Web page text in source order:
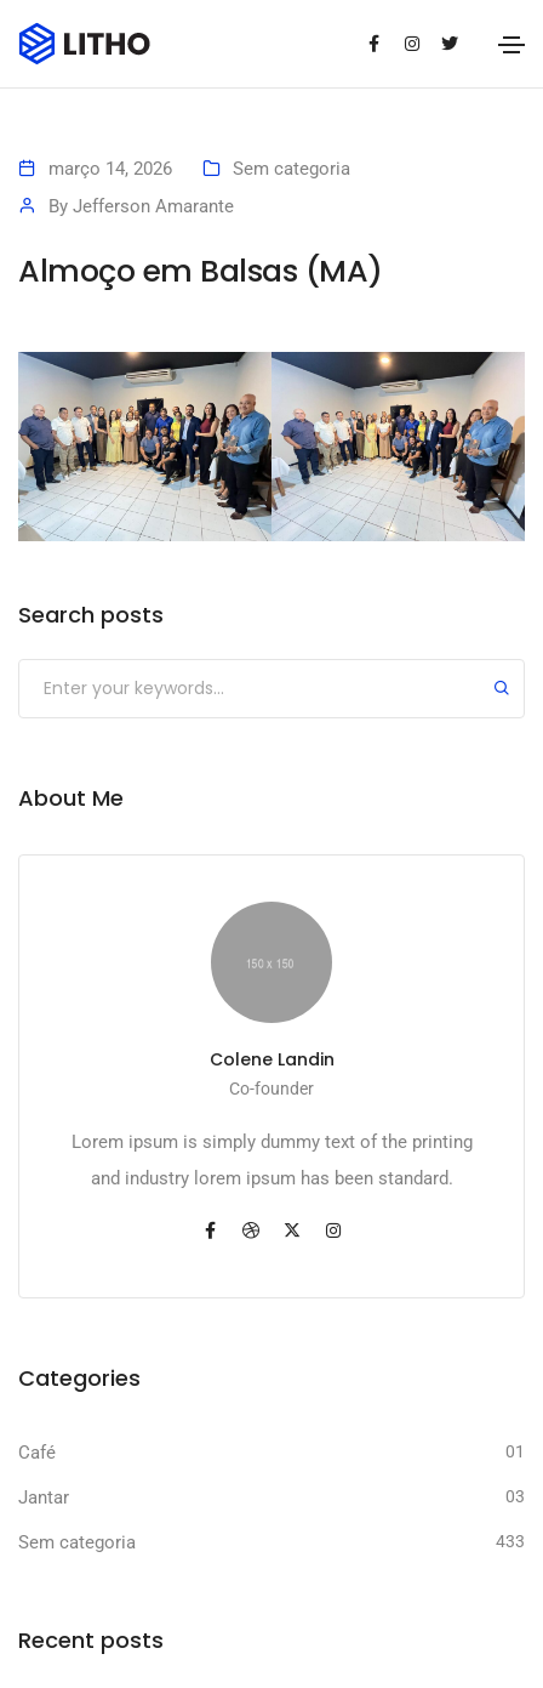
março 14, 2026
Sem categoria
By Jefferson Amarante
Almoço em Balsas (MA)
Search posts
About Me
Colene Landin
Co-founder
Lorem ipsum is simply dummy text of the printing
and industry lorem ipsum has been standard.
Categories
Café 01
Jantar 03
Sem categoria 433
Recent posts